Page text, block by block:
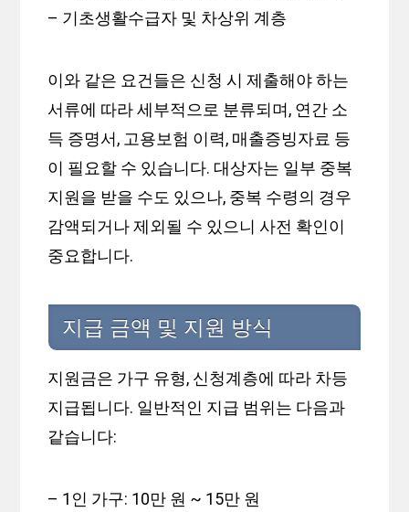
– 기초생활수급자 및 차상위 계층
이와 같은 요건들은 신청 시 제출해야 하는
서류에 따라 세부적으로 분류되며, 연간 소
득 증명서, 고용보험 이력, 매출증빙자료 등
이 필요할 수 있습니다. 대상자는 일부 중복
지원을 받을 수도 있으나, 중복 수령의 경우
감액되거나 제외될 수 있으니 사전 확인이
중요합니다.
지급 금액 및 지원 방식
지원금은 가구 유형, 신청계층에 따라 차등
지급됩니다. 일반적인 지급 범위는 다음과
같습니다:
– 1인 가구: 10만 원 ~ 15만 원